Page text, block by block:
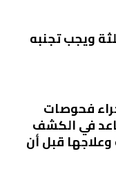
ويجب تجنبه
فحوصات
في الكشف
قبل أن